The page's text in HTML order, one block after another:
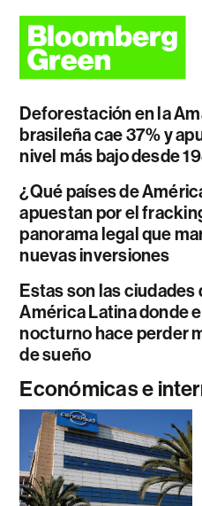
Deforestación en la
brasileña cae 37% y
nivel más bajo desde
¿Qué países de
apuestan por el
panorama legal que
nuevas inversiones
Estas son las ciudades
América Latina donde
nocturno hace perder
de sueño
Económicas e